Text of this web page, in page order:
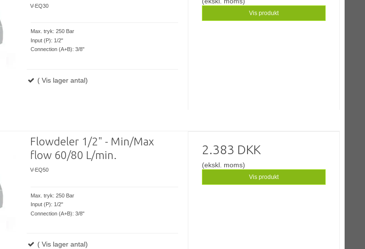
V-EQ30
Max. tryk: 250 Bar
Input (P): 1/2"
Connection (A+B): 3/8"
( Vis lager antal)
Vis produkt
Flowdeler 1/2" - Min/Max
flow 60/80 L/min.
V-EQ50
Max. tryk: 250 Bar
Input (P): 1/2"
Connection (A+B): 3/8"
( Vis lager antal)
2.383 DKK
(ekskl. moms)
Vis produkt